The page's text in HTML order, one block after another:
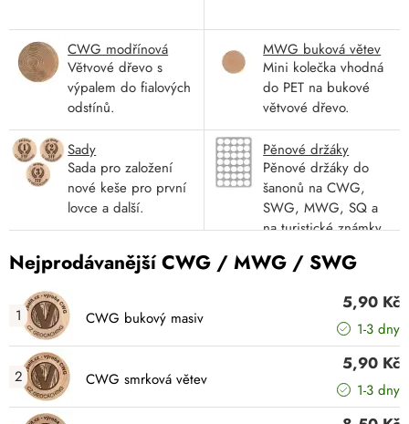
CWG modřínová
větev
Větvové dřevo s
výpalem do fialových
odstínů.
MWG buková větev
Mini kolečka vhodná
do PET na bukové
větvové dřevo.
Sady
Sada pro založení
nové keše pro první
lovce a další.
Pěnové držáky
Pěnové držáky do
šanonů na CWG,
SWG, MWG, SQ a
na turistické známky.
Nejprodávanější CWG / MWG / SWG
CWG bukový masiv
5,90 Kč
1-3 dny
CWG smrková větev
5,90 Kč
1-3 dny